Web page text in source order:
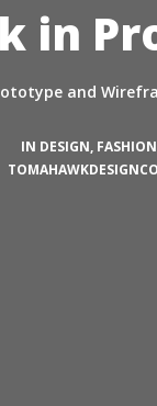
in
and
IN DESIGN,
TOMAHAWKDESIGNCO